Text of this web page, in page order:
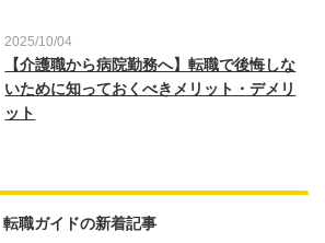
2025/10/04
【介護職から病院勤務へ】転職で後悔しな
いために知っておくべきメリット・デメリ
ット
転職ガイドの新着記事